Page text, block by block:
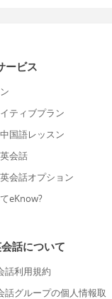
ービス
ティブプラン
国語レッスン
会話
会話オプション
eKnow?
話について
話利用規約
話グループの個人情報取